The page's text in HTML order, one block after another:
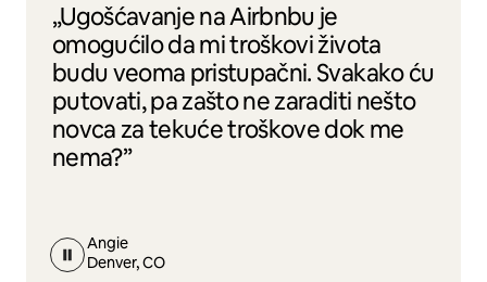
„Ugošćavanje na Airbnbu je
omogućilo da mi troškovi života
budu veoma pristupačni. Svakako ću
putovati, pa zašto ne zaraditi nešto
novca za tekuće troškove dok me
nema?”
Angie
Denver, CO